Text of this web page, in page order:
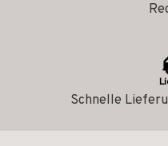
Schnelle